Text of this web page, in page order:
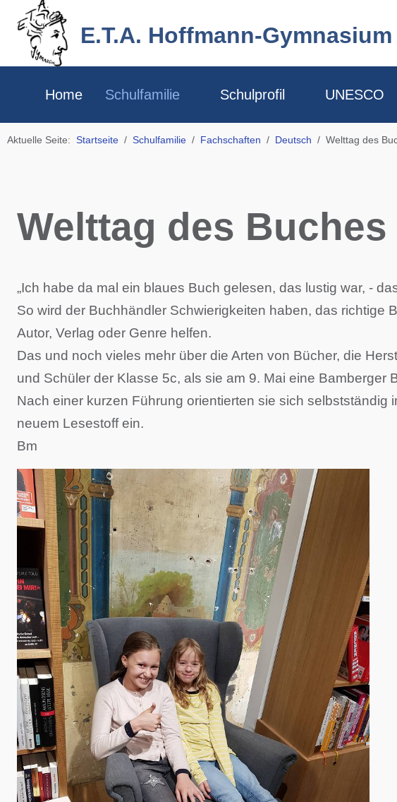
E.T.A. Hoffmann-
Home Schulfamilie Schulprofil UNESCO
Aktuelle Seite: Startseite Schulfamilie Fachschaften Deutsch Welttag des
Welttag des Buches
„Ich habe da mal ein blaues Buch gelesen, das lustig war, -
So wird der Buchhändler Schwierigkeiten haben, das richtige
Autor, Verlag oder Genre helfen.
Das und noch vieles mehr über die Arten von Bücher, die
und Schüler der Klasse 5c, als sie am 9. Mai eine Bamberger
Nach einer kurzen Führung orientierten sie sich
neuem Lesestoff ein.
Bm